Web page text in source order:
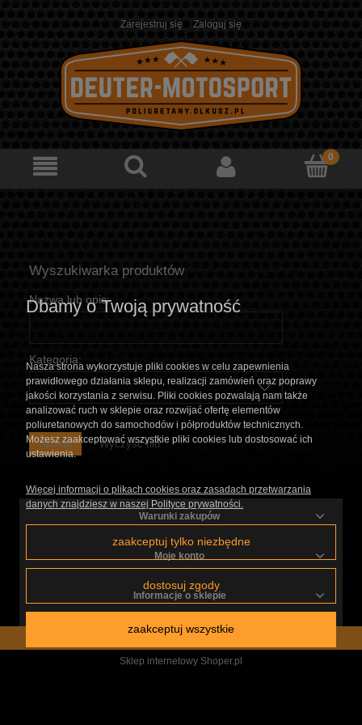
Zarejestruj się Zaloguj się
Wyszukiwarka produktów
Nazwa lub opis:
Kategoria:
szukaj Wyczyść filtr
Warunki zakupów
Moje konto
Informacje o sklepie
pokaż pełną wersję strony
Sklep internetowy Shoper.pl
Dbamy o Twoją prywatność
Nasza strona wykorzystuje pliki cookies w celu zapewnienia
prawidłowego działania sklepu, realizacji zamówień oraz poprawy
jakości korzystania z serwisu. Pliki cookies pozwalają nam także
analizować ruch w sklepie oraz rozwijać ofertę elementów
poliuretanowych do samochodów i półproduktów technicznych.
Możesz zaakceptować wszystkie pliki cookies lub dostosować ich
ustawienia.
Więcej informacji o plikach cookies oraz zasadach przetwarzania
danych znajdziesz w naszej Polityce prywatności.
zaakceptuj tylko niezbędne
dostosuj zgody
zaakceptuj wszystkie